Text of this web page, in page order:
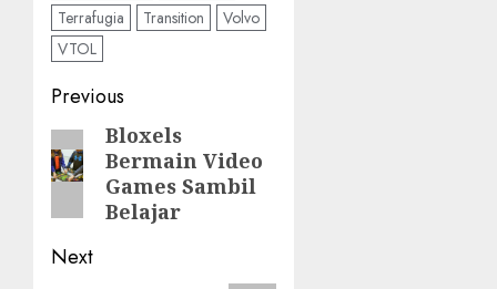
Terrafugia
Transition
Volvo
VTOL
Post
navigation
Previous
Previous
post:
Bloxels
Bermain Video
Games Sambil
Belajar
Next